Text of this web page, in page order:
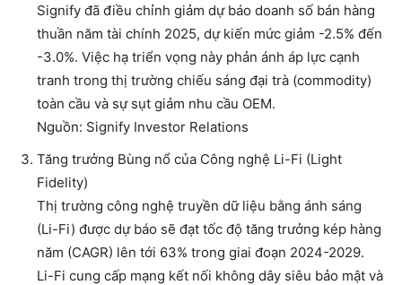
Signify đã điều chỉnh giảm dự báo doanh số bán hàng
thuần năm tài chính 2025, dự kiến mức giảm -2.5% đến
-3.0%. Việc hạ triển vọng này phản ánh áp lực cạnh
tranh trong thị trường chiếu sáng đại trà (commodity)
toàn cầu và sự sụt giảm nhu cầu OEM.
Nguồn: Signify Investor Relations
Tăng trưởng Bùng nổ của Công nghệ Li-Fi (Light
Fidelity)
Thị trường công nghệ truyền dữ liệu bằng ánh sáng
(Li-Fi) được dự báo sẽ đạt tốc độ tăng trưởng kép hàng
năm (CAGR) lên tới 63% trong giai đoạn 2024-2029.
Li-Fi cung cấp mạng kết nối không dây siêu bảo mật và